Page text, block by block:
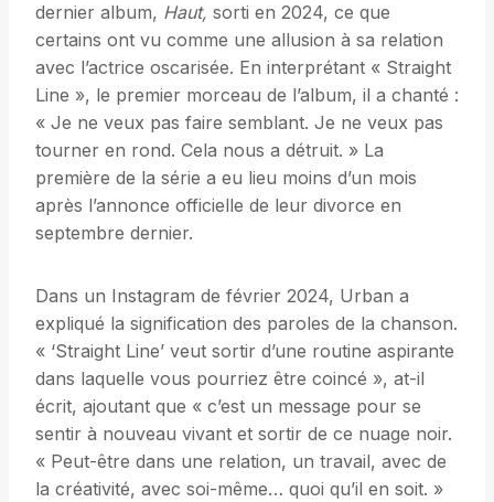
dernier album, Haut, sorti en 2024, ce que
certains ont vu comme une allusion à sa relation
avec l’actrice oscarisée. En interprétant « Straight
Line », le premier morceau de l’album, il a chanté :
« Je ne veux pas faire semblant. Je ne veux pas
tourner en rond. Cela nous a détruit. » La
première de la série a eu lieu moins d’un mois
après l’annonce officielle de leur divorce en
septembre dernier.
Dans un Instagram de février 2024, Urban a
expliqué la signification des paroles de la chanson.
« ‘Straight Line’ veut sortir d’une routine aspirante
dans laquelle vous pourriez être coincé », at-il
écrit, ajoutant que « c’est un message pour se
sentir à nouveau vivant et sortir de ce nuage noir.
« Peut-être dans une relation, un travail, avec de
la créativité, avec soi-même… quoi qu’il en soit. »